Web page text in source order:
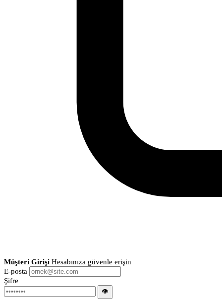
Müşteri Girişi Hesabınıza güvenle erişin
E-posta
Şifre
👁